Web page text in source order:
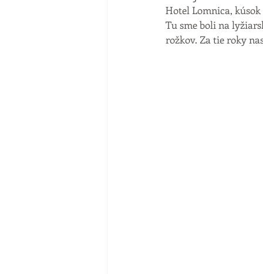
Hotel Lomnica,
Tu sme boli na
rožkov. Za tie roky